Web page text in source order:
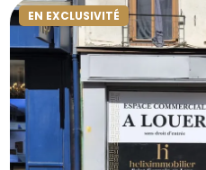
EN EXCLUSIVITÉ